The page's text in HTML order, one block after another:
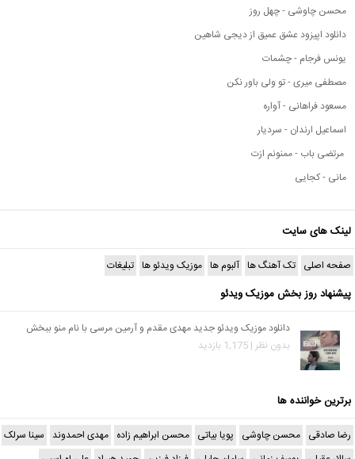
محسن چاوشی - چهل روز
دانلود اپیزود عشق عمیق از دیجی شاهین
یونس فرجام - چشمات
مصطفی میری - تو ولی باور نکن
مسعود فراهانی - آواره
اسماعیل ارندان - سردیار
مرتضی باب - ممنونم ازت
مانی - کجایی
لینک های سایت
صفحه اصلی تک آهنگ ها آلبوم ها موزیک ویدئو ها تبلیغات
پیشنهاد روز بخش موزیک ویدئو
دانلود موزیک ویدئو جدید مهدی مقدم و آرمین مرسی با نام منو ببخش
بدون نظر | 1,175 بازدید
برترین خواننده ها
رضا صادقی محسن چاوشی پویا بیاتی محسن ابراهیم زاده مهدی احمدوند سینا سرلک